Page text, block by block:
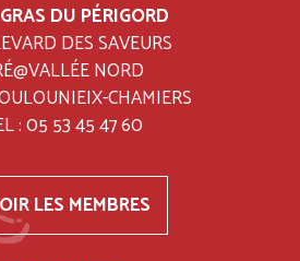
DU PÉRIGORD
DES SAVEURS
NORD
CHAMIERS
: 05 53 45 47 60
LES MEMBRES